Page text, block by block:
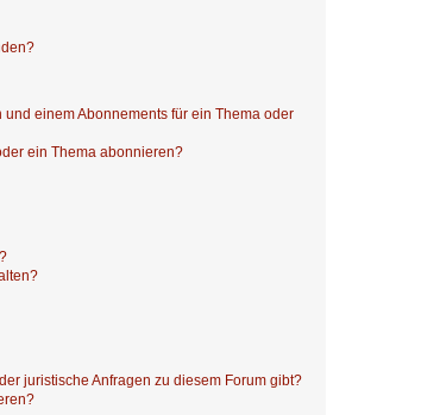
einem Abonnements für ein Thema oder
ein Thema abonnieren?
juristische Anfragen zu diesem Forum gibt?